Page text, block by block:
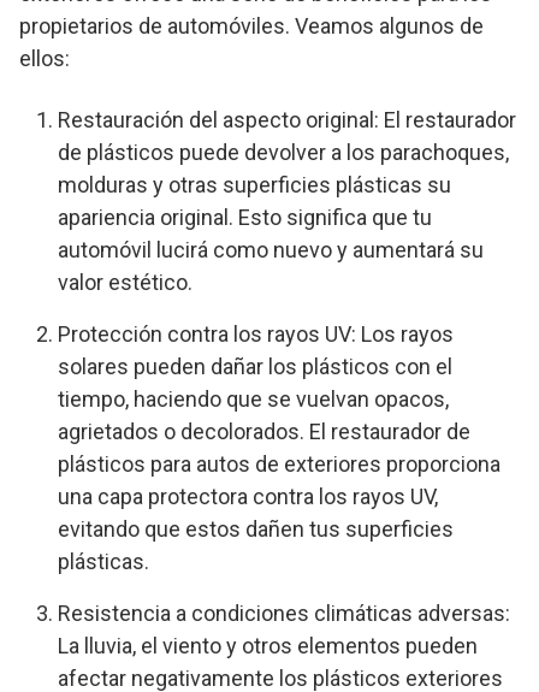
propietarios de automóviles. Veamos algunos de
ellos:
Restauración del aspecto original: El restaurador
de plásticos puede devolver a los parachoques,
molduras y otras superficies plásticas su
apariencia original. Esto significa que tu
automóvil lucirá como nuevo y aumentará su
valor estético.
Protección contra los rayos UV: Los rayos
solares pueden dañar los plásticos con el
tiempo, haciendo que se vuelvan opacos,
agrietados o decolorados. El restaurador de
plásticos para autos de exteriores proporciona
una capa protectora contra los rayos UV,
evitando que estos dañen tus superficies
plásticas.
Resistencia a condiciones climáticas adversas:
La lluvia, el viento y otros elementos pueden
afectar negativamente los plásticos exteriores